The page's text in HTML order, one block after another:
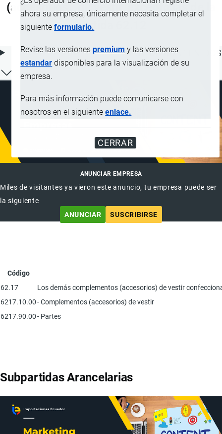
ahora su empresa, únicamente necesita completar el
siguienteformulario.
Revise las versionespremium y las versiones
estandar disponibles para la visualización de su
empresa.
Para más información puede comunicarse con
nosotros en el siguienteenlace.
CERRAR
(accesorios), de vestir, excepto las de la
partida 62.12
ÍNDICE DE CONTENIDOS
ANUNCIAR EMPRESA
Miles de visitantes ya vieron este anuncio, tu empresa puede ser
la siguiente
ANUNCIAR
SUSCRIBIRSE
Código
62.17
Los demás complementos (accesorios) de vestir
6217.10.00- Complementos (accesorios) de vestir
6217.90.00- Partes
Subpartidas Arancelarias